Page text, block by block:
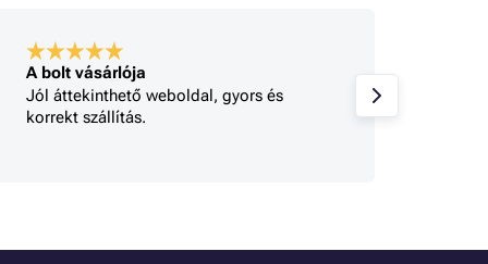
A bolt vásárlója
Jól áttekinthető weboldal, gyors és
korrekt szállítás.